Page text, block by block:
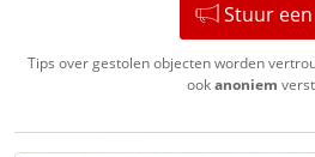
Stuur
Tips over gestolen objecten worden
ookanoniem